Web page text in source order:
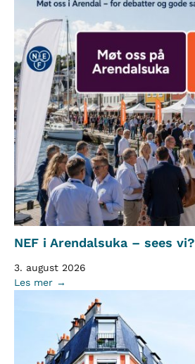
NEF i Arendalsuka – sees vi?
3. august 2026
Les mer →